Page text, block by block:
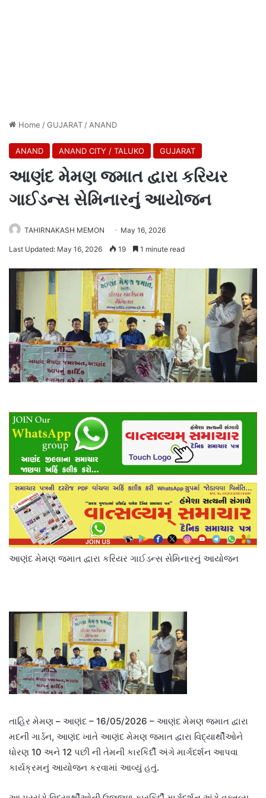
Home /GUJARAT / ANAND
ANAND ANAND CITY / TALUKO GUJARAT
આણંદ મેમણ જમાત દ્વારા કરિયર
ગાઈડન્સ સેમિનારનું આયોજન
TAHIRNAKASH MEMON May 16, 2026
Last Updated: May 16, 2026 19 1 minute read
આણંદ મેમણ જમાત દ્વારા કરિયર ગાઈડન્સ સેમિનારનું આયોજન
તાહિર મેમણ – આણંદ – 16/05/2026 – આણંદ મેમણ જમાત દ્વારા
મદની ગાર્ડન, આણંદ ખાતે આણંદ મેમણ જમાત દ્વારા વિદ્યાર્થીઓને
ધોરણ 10 અને 12 પછી ની તેમની કારકિર્દી અંગે માર્ગદર્શન આપવા
કાર્યક્રમનું આયોજન કરવામાં આવ્યું હતું.